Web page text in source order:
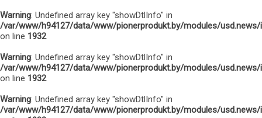
Warning: Undefined array key "showDtlInfo" in
/var/www/h94127/data/www/pionerprodukt.by/modules/usd.news/
on line 1932
Warning: Undefined array key "showDtlInfo" in
/var/www/h94127/data/www/pionerprodukt.by/modules/usd.news/
on line 1932
Warning: Undefined array key "showDtlInfo" in
/var/www/h94127/data/www/pionerprodukt.by/modules/usd.news/